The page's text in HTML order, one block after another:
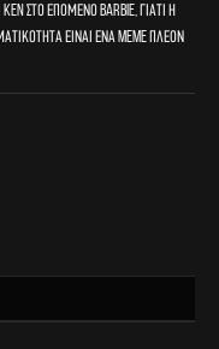
Ken στο επόμενο Barbie, γιατί η
είναι ένα meme πλέον